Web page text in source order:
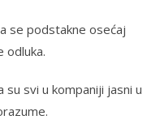
se podstakne osećaj
odluka.
su svi u kompaniji jasni u